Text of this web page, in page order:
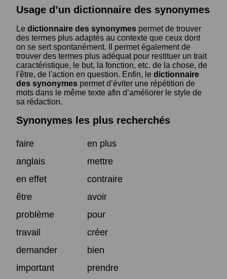
Usage d’un dictionnaire des synonymes
Le dictionnaire des synonymes permet de trouver
des termes plus adaptés au contexte que ceux dont
on se sert spontanément. Il permet également de
trouver des termes plus adéquat pour restituer un trait
caractéristique, le but, la fonction, etc. de la chose, de
l'être, de l'action en question. Enfin, le dictionnaire
des synonymes permet d’éviter une répétition de
mots dans le même texte afin d’améliorer le style de
sa rédaction.
Synonymes les plus recherchés
faire
en plus
anglais
mettre
en effet
contraire
être
avoir
problème
pour
travail
créer
demander
bien
important
prendre